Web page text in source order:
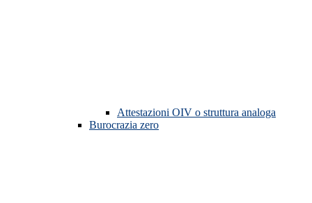
Attestazioni OIV o struttura analoga
Burocrazia zero